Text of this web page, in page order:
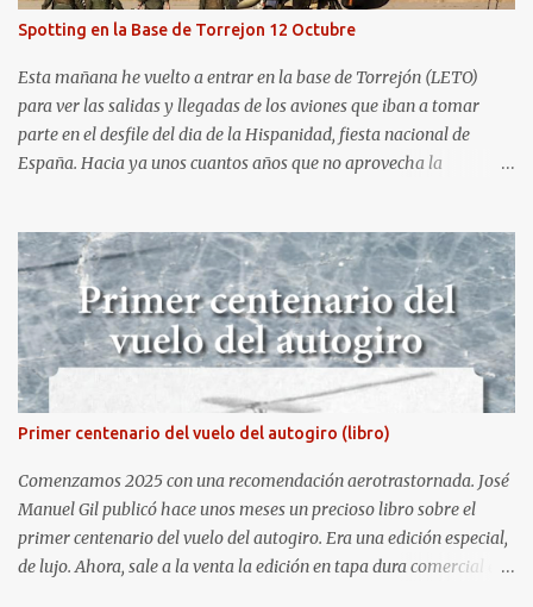
domingo.
Spotting en la Base de Torrejon 12 Octubre
Esta mañana he vuelto a entrar en la base de Torrejón (LETO)
para ver las salidas y llegadas de los aviones que iban a tomar
parte en el desfile del dia de la Hispanidad, fiesta nacional de
España. Hacia ya unos cuantos años que no aprovecha la
cercano en la senda de aterrizaje) pero... no es lo mismo :-) La cita
comenzaba a las 8:30 de la mañana en el control de seguridad de
la base militar con mas de 100 personas haciendo cola para
identificarnos antes de acceder. Una vez dentro, como otras
ocasiones, hemos dejado los coches en una zona común desde la
que nos han trasladado en autobuses por el interior de la base. La
primera parada ha sido en la plataforma al lado de donde estaban
aparcados los F18 y donde también había un veterano F4 Phantom
. Mientras tirábamos las primeras fotos los pilotos iban entrando
en sus aparatos y comenzaba la sinfoní...
Primer centenario del vuelo del autogiro (libro)
Comenzamos 2025 con una recomendación aerotrastornada. José
Manuel Gil publicó hace unos meses un precioso libro sobre el
primer centenario del vuelo del autogiro. Era una edición especial,
de lujo. Ahora, sale a la venta la edición en tapa dura comercial en